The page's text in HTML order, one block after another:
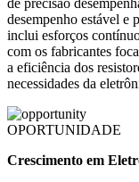
de precisão
desempenho estável e
inclui esforços
com os fabricantes
a eficiência dos
necessidades da
OPORTUNIDADE
Crescimento em